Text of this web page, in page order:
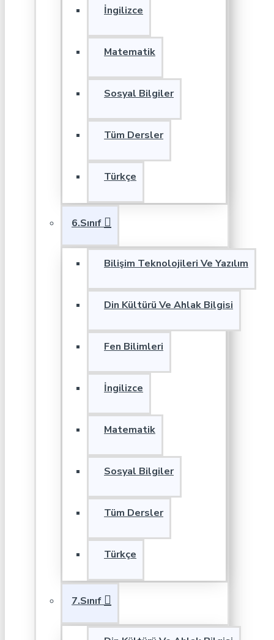
İngilizce
Matematik
Sosyal Bilgiler
Tüm Dersler
Türkçe
6.Sınıf
Bilişim Teknolojileri Ve Yazılım
Din Kültürü Ve Ahlak Bilgisi
Fen Bilimleri
İngilizce
Matematik
Sosyal Bilgiler
Tüm Dersler
Türkçe
7.Sınıf